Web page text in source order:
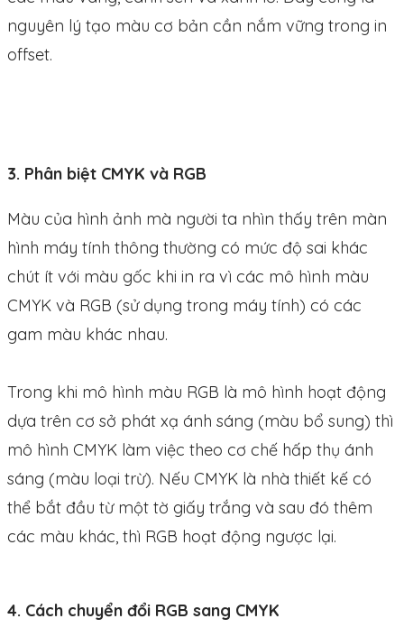
nguyên lý tạo màu cơ bản cần nắm vững trong in
offset.
3. Phân biệt CMYK và RGB
Màu của hình ảnh mà người ta nhìn thấy trên màn
hình máy tính thông thường có mức độ sai khác
chút ít với màu gốc khi in ra vì các mô hình màu
CMYK và RGB (sử dụng trong máy tính) có các
gam màu khác nhau.
Trong khi mô hình màu RGB là mô hình hoạt động
dựa trên cơ sở phát xạ ánh sáng (màu bổ sung) thì
mô hình CMYK làm việc theo cơ chế hấp thụ ánh
sáng (màu loại trừ). Nếu CMYK là nhà thiết kế có
thể bắt đầu từ một tờ giấy trắng và sau đó thêm
các màu khác, thì RGB hoạt động ngược lại.
4. Cách chuyển đổi RGB sang CMYK